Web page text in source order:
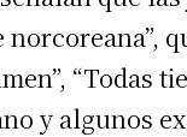
“Todas
y algunos